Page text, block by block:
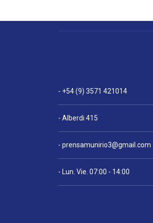
- +54 (9) 3571 421014
- Alberdi 415
- prensamunirio3@gmail.com
- Lun. Vie. 07:00 - 14:00